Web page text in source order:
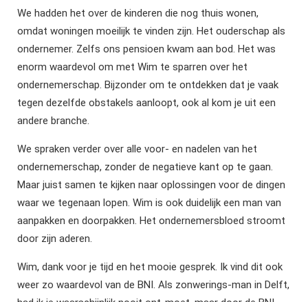
We hadden het over de kinderen die nog thuis wonen,
omdat woningen moeilijk te vinden zijn. Het ouderschap als
ondernemer. Zelfs ons pensioen kwam aan bod. Het was
enorm waardevol om met Wim te sparren over het
ondernemerschap. Bijzonder om te ontdekken dat je vaak
tegen dezelfde obstakels aanloopt, ook al kom je uit een
andere branche.
We spraken verder over alle voor- en nadelen van het
ondernemerschap, zonder de negatieve kant op te gaan.
Maar juist samen te kijken naar oplossingen voor de dingen
waar we tegenaan lopen. Wim is ook duidelijk een man van
aanpakken en doorpakken. Het ondernemersbloed stroomt
door zijn aderen.
Wim, dank voor je tijd en het mooie gesprek. Ik vind dit ook
weer zo waardevol van de BNI. Als zonwerings-man in Delft,